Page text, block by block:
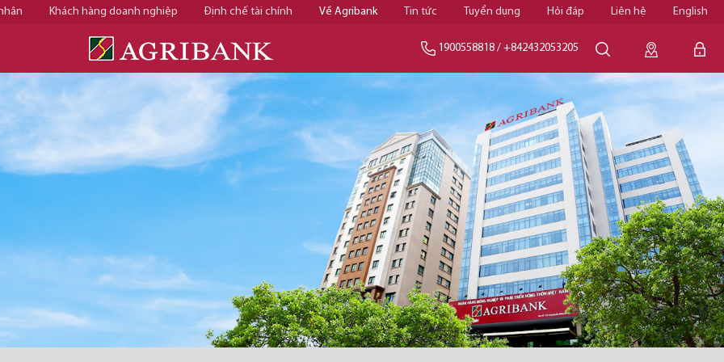
Khách hàng doanh nghiệp Định chế tài chính Về Agribank Tin tức Tuyển dụng Hỏi đáp Liên hệ English
1900558818 / +842432053205